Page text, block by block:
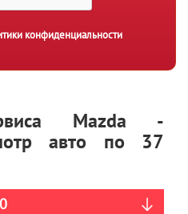
конфиденциальности
Mazda -
авто по 37